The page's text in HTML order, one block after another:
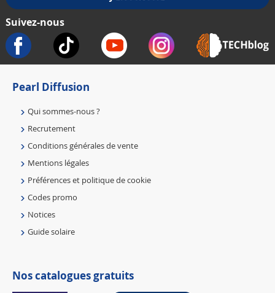
Suivez-nous
Pearl Diffusion
Qui sommes-nous ?
Recrutement
Conditions générales de vente
Mentions légales
Préférences et politique de cookie
Codes promo
Notices
Guide solaire
Nos catalogues gratuits